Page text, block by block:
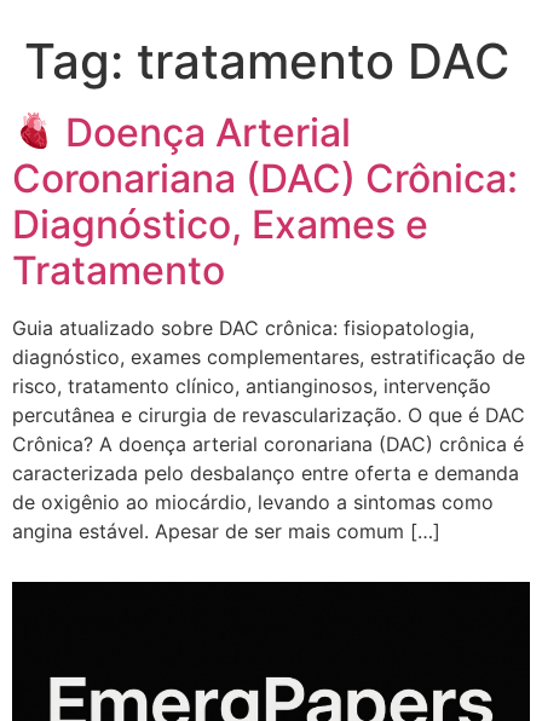
Tag: tratamento DAC
Doença Arterial
Coronariana (DAC) Crônica:
Diagnóstico, Exames e
Tratamento
Guia atualizado sobre DAC crônica: fisiopatologia,
diagnóstico, exames complementares, estratificação de
risco, tratamento clínico, antianginosos, intervenção
percutânea e cirurgia de revascularização. O que é DAC
Crônica? A doença arterial coronariana (DAC) crônica é
caracterizada pelo desbalanço entre oferta e demanda
de oxigênio ao miocárdio, levando a sintomas como
angina estável. Apesar de ser mais comum […]